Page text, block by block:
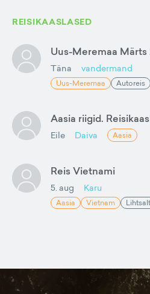
REISIKAASLASED
Uus-Meremaa Märts
Täna vandermand
Uus-Meremaa Autoreis
Aasia riigid.
Eile Daiva Aasia
Reis Vietnami
5. aug Karu
Aasia Vietnam